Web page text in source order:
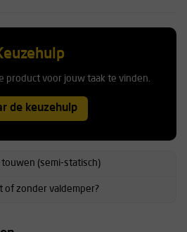
product voor jouw taak te vinden.
de keuzehulp
touwen (semi-statisch)
of zonder valdemper?